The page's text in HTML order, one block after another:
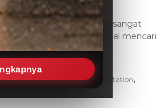
Leave a Comment
yang akurat kini menjadi sangat
industri. Banyak profesional mencari
,apa itu automatic weather station,